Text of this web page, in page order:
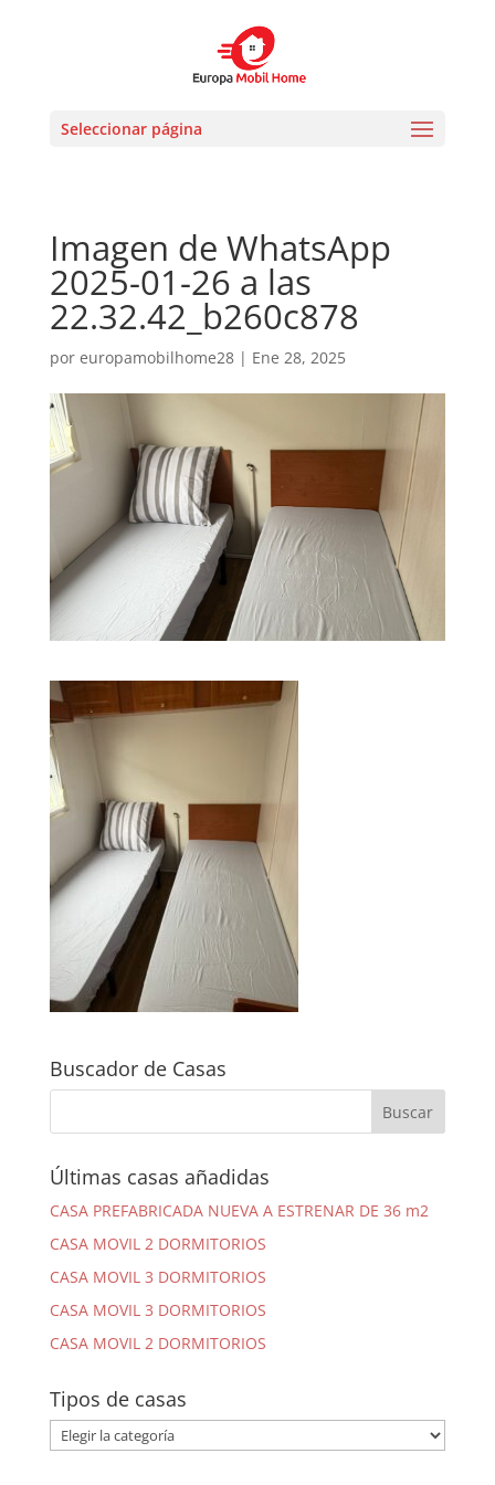
Seleccionar página
Imagen de WhatsApp
2025-01-26 a las
22.32.42_b260c878
por europamobilhome28| Ene 28, 2025
Buscador de Casas
Últimas casas añadidas
CASA PREFABRICADA NUEVA A ESTRENAR DE 36 m2
CASA MOVIL 2 DORMITORIOS
CASA MOVIL 3 DORMITORIOS
CASA MOVIL 3 DORMITORIOS
CASA MOVIL 2 DORMITORIOS
Tipos de casas
Tipos
de